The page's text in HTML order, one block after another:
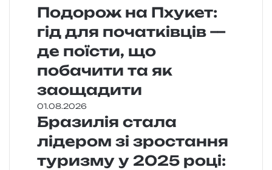
Подорож на Пхукет:
гід для початківців —
де поїсти, що
побачити та як
заощадити
01.08.2026
Бразилія стала
лідером зі зростання
туризму у 2025 році: